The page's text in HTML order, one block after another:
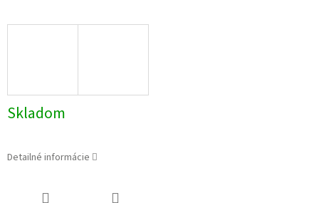
Skladom
Detailné informácie